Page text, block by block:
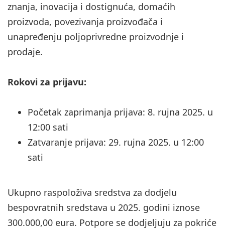
znanja, inovacija i dostignuća, domaćih
proizvoda, povezivanja proizvođača i
unapređenju poljoprivredne proizvodnje i
prodaje.
Rokovi za prijavu:
Početak zaprimanja prijava: 8. rujna 2025. u
12:00 sati
Zatvaranje prijava: 29. rujna 2025. u 12:00
sati
Ukupno raspoloživa sredstva za dodjelu
bespovratnih sredstava u 2025. godini iznose
300.000,00 eura. Potpore se dodjeljuju za pokriće